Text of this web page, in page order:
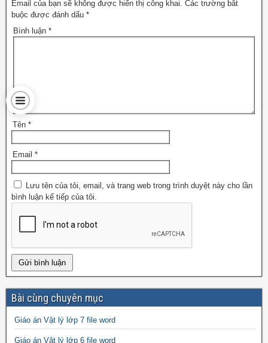
Email của bạn sẽ không được hiển thị công khai. Các trường bắt
buộc được đánh dấu *
Bình luận *
Tên *
Email *
Lưu tên của tôi, email, và trang web trong trình duyệt này cho lần
bình luận kế tiếp của tôi.
Bài cùng chuyên mục
Giáo án Vật lý lớp 7 file word
Giáo án Vật lý lớp 6 file word